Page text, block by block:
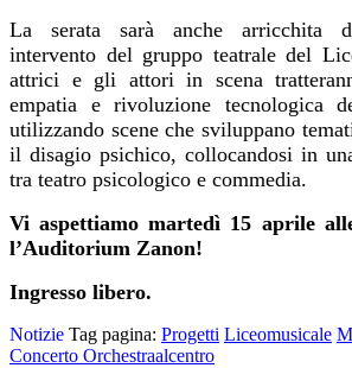
La serata sarà anche arricchita
intervento del gruppo teatrale del
attrici e gli attori in scena
empatia e rivoluzione tecnologica
utilizzando scene che sviluppano
il disagio psichico, collocandosi in
tra teatro psicologico e commedia.
Vi aspettiamo martedì 15 aprile
l’Auditorium Zanon!
Ingresso libero.
Notizie Tag pagina: Progetti Liceomusicale
Concerto Orchestraalcentro